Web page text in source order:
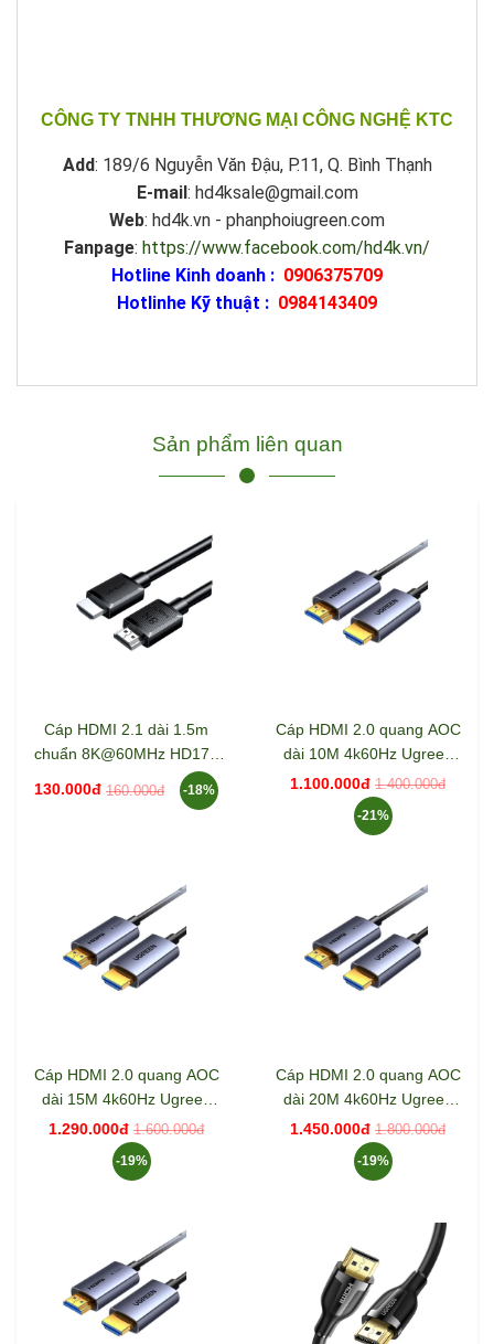
CÔNG TY TNHH THƯƠNG MẠI CÔNG NGHỆ KTC
Add: 189/6 Nguyễn Văn Đậu, P.11, Q. Bình Thạnh
E-mail : hd4ksale@gmail.com
Web: hd4k.vn - phanphoiugreen.com
Fanpage: https://www.facebook.com/hd4k.vn/
Hotline Kinh doanh : 0906375709
Hotlinhe Kỹ thuật : 0984143409
Sản phẩm liên quan
Cáp HDMI 2.1 dài 1.5m
chuẩn 8K@60MHz HD175
130.000đ 160.000đ -18%
Cáp HDMI 2.0 quang AOC
dài 10M 4k60Hz Ugreen
45503 HD178
1.100.000đ 1.400.000đ
-21%
Cáp HDMI 2.0 quang AOC
dài 15M 4k60Hz Ugreen
45504 HD178
1.290.000đ 1.600.000đ
-19%
Cáp HDMI 2.0 quang AOC
dài 20M 4k60Hz Ugreen
45505 HD178
1.450.000đ 1.800.000đ
-19%